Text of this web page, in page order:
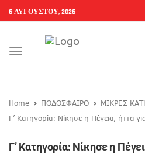
6 ΑΥΓΟΎΣΤΟΥ, 2026
Toggle
Home ΠΟΔΟΣΦΑΙΡΟ
ΜΙΚΡΕΣ
Γ’ Κατηγορία: Νίκησε η Πέγεια, ήττα
Γ’ Κατηγορία: Νίκησε η